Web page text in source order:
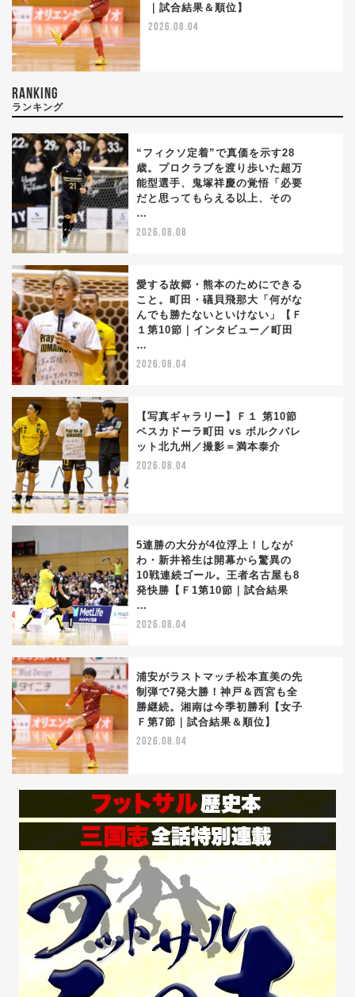
｜試合結果＆順位】
2026.08.04
RANKING
ランキング
“フィクソ定着”で真価を示す28
歳。プロクラブを渡り歩いた超万
能型選手、鬼塚祥慶の覚悟「必要
だと思ってもらえる以上、その
…
2026.08.08
愛する故郷・熊本のためにできる
こと。町田・礒貝飛那大「何がな
んでも勝たないといけない」【Ｆ
１第10節｜インタビュー／町田
…
2026.08.04
【写真ギャラリー】Ｆ１ 第10節
ペスカドーラ町田 vs ボルクバレ
ット北九州／撮影＝満本泰介
2026.08.04
5連勝の大分が4位浮上！しなが
わ・新井裕生は開幕から驚異の
10戦連続ゴール。王者名古屋も8
発快勝【Ｆ1第10節｜試合結果
…
2026.08.04
浦安がラストマッチ松本直美の先
制弾で7発大勝！神戸＆西宮も全
勝継続。湘南は今季初勝利【女子
Ｆ第7節｜試合結果＆順位】
2026.08.04